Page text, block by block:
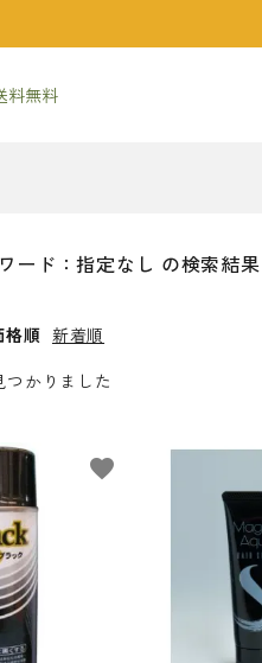
料無料
ード：指定なし の検索結果
格順 新着順
つかりました
favorite